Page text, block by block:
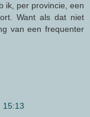
ik, per provincie, een
Want als dat niet
van een frequenter
15:13